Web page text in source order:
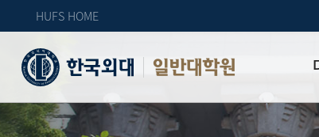
HUFS HOME
일반대학원
원장